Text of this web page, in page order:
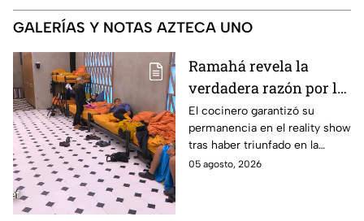
GALERÍAS Y NOTAS AZTECA UNO
Ramahá revela la
verdadera razón por la
que subió a Daniela al
balcón de MasterChef
24/7
El cocinero garantizó su
permanencia en el reality show
tras haber triunfado en la
pasada batalla por equipos
05 agosto, 2026